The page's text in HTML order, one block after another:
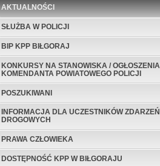
AKTUALNOŚCI
SŁUŻBA W POLICJI
BIP KPP BIŁGORAJ
KONKURSY NA STANOWISKA / OGŁOSZENIA
KOMENDANTA POWIATOWEGO POLICJI
POSZUKIWANI
INFORMACJA DLA UCZESTNIKÓW ZDARZEŃ
DROGOWYCH
PRAWA CZŁOWIEKA
DOSTĘPNOŚĆ KPP W BIŁGORAJU